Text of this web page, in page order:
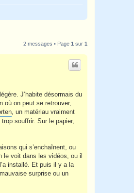
2 messages • Page 1 sur 1
J’habite désormais du
où on peut se retrouver,
, un matériau vraiment
souffrir. Sur le papier,
qui s’enchaînent, ou
le voit dans les vidéos, ou il
installé. Et puis il y a la
surprise ou un